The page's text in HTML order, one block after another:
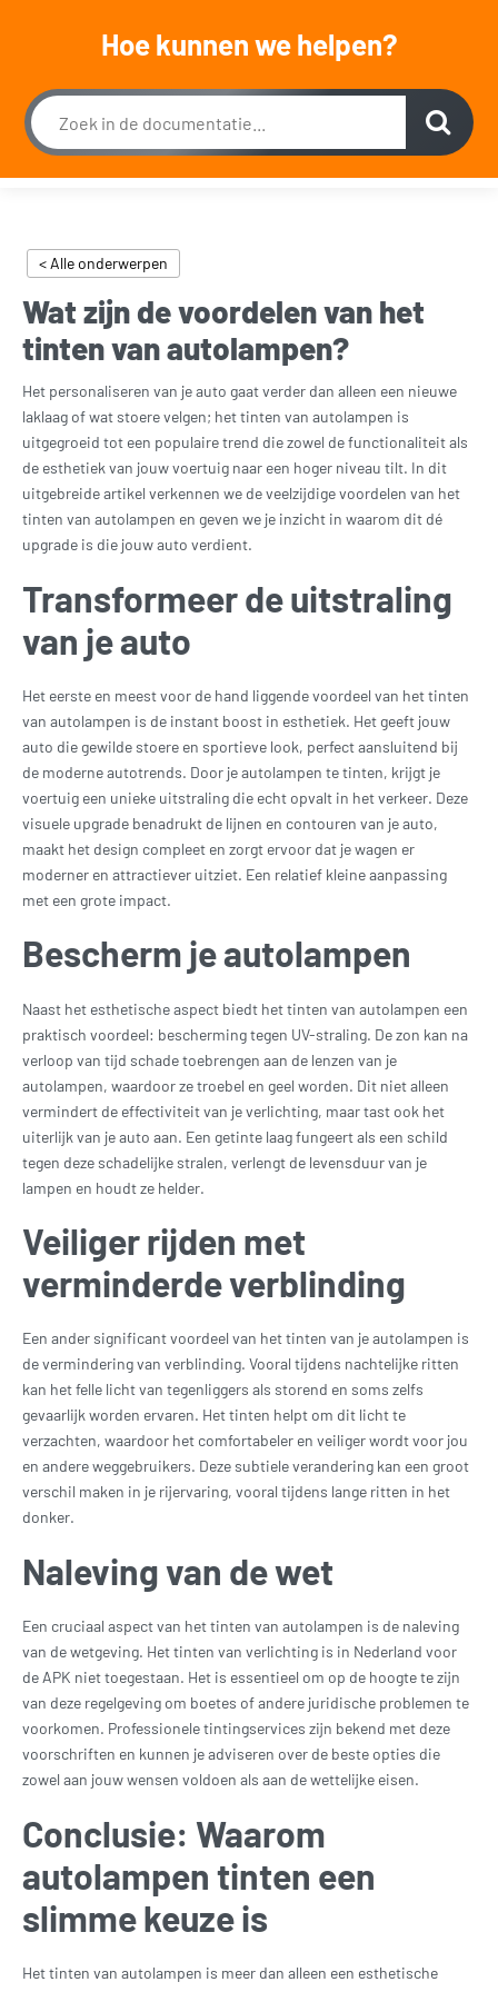
Dagelijks bereikbaar op werkdagen tussen 09:00 en 18:00 en zaterdag tussen 11:30 en
18:00 op 015 2001 185
0
Hoe kunnen we helpen?
< Alle onderwerpen
Wat zijn de voordelen van het
tinten van autolampen?
Het personaliseren van je auto gaat verder dan alleen een nieuwe
laklaag of wat stoere velgen; het tinten van autolampen is
uitgegroeid tot een populaire trend die zowel de functionaliteit als
de esthetiek van jouw voertuig naar een hoger niveau tilt. In dit
uitgebreide artikel verkennen we de veelzijdige voordelen van het
tinten van autolampen en geven we je inzicht in waarom dit dé
upgrade is die jouw auto verdient.
Transformeer de uitstraling
van je auto
Het eerste en meest voor de hand liggende voordeel van het tinten
van autolampen is de instant boost in esthetiek. Het geeft jouw
auto die gewilde stoere en sportieve look, perfect aansluitend bij
de moderne autotrends. Door je autolampen te tinten, krijgt je
voertuig een unieke uitstraling die echt opvalt in het verkeer. Deze
visuele upgrade benadrukt de lijnen en contouren van je auto,
maakt het design compleet en zorgt ervoor dat je wagen er
moderner en attractiever uitziet. Een relatief kleine aanpassing
met een grote impact.
Bescherm je autolampen
Naast het esthetische aspect biedt het tinten van autolampen een
praktisch voordeel: bescherming tegen UV-straling. De zon kan na
verloop van tijd schade toebrengen aan de lenzen van je
autolampen, waardoor ze troebel en geel worden. Dit niet alleen
vermindert de effectiviteit van je verlichting, maar tast ook het
uiterlijk van je auto aan. Een getinte laag fungeert als een schild
tegen deze schadelijke stralen, verlengt de levensduur van je
lampen en houdt ze helder.
Veiliger rijden met
verminderde verblinding
Een ander significant voordeel van het tinten van je autolampen is
de vermindering van verblinding. Vooral tijdens nachtelijke ritten
kan het felle licht van tegenliggers als storend en soms zelfs
gevaarlijk worden ervaren. Het tinten helpt om dit licht te
verzachten, waardoor het comfortabeler en veiliger wordt voor jou
en andere weggebruikers. Deze subtiele verandering kan een groot
verschil maken in je rijervaring, vooral tijdens lange ritten in het
donker.
Naleving van de wet
Een cruciaal aspect van het tinten van autolampen is de naleving
van de wetgeving. Het tinten van verlichting is in Nederland voor
de APK niet toegestaan. Het is essentieel om op de hoogte te zijn
van deze regelgeving om boetes of andere juridische problemen te
voorkomen. Professionele tintingservices zijn bekend met deze
voorschriften en kunnen je adviseren over de beste opties die
zowel aan jouw wensen voldoen als aan de wettelijke eisen.
Conclusie: Waarom
autolampen tinten een
slimme keuze is
Het tinten van autolampen is meer dan alleen een esthetische